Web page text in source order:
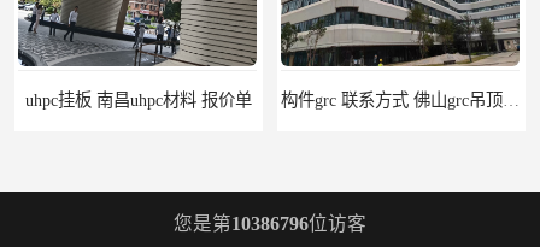
uhpc挂板 南昌uhpc材料 报价单
您是第10386796位访客